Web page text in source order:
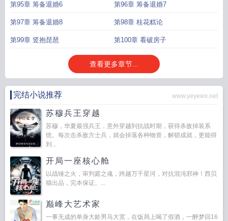
第95章 筹备退婚6 第96章 筹备退婚7
第97章 筹备退婚8 第98章 桂花糕论
第99章 竖抱琵琶 第100章 看破房子
查看更多章节...
完结小说推荐 www.yeyewx.net
苏穆兵王穿越
苏穆，华夏最强兵王，意外穿越到抗战时期，获得杀敌掉装系
统。每次击杀敌方士兵，就会掉落各种物资，解锁成就，更能得
到...
开局一座核心舱
以战锤之火，审判庭之魂，跨越万千星河，对抗混沌邪神！西贝
猫出品，完本保证。...
巅峰大艺术家
一事无成的单身大龄男马大宽，在饭局上喝了假酒，一醉梦回16